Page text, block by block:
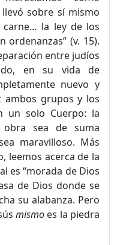
sobre sí mismo
carne… la ley de los
ordenanzas” (v. 15).
entre judíos
en su vida de
nuevo y
ambos grupos y los
un solo Cuerpo: la
sea de suma
maravilloso. Más
leemos acerca de la
es “morada de Dios
de Dios donde se
su alabanza. Pero
mismoes la piedra